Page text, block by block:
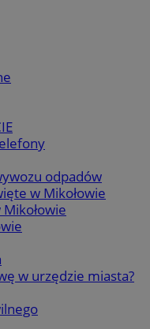
odpadów
w Mikołowie
Mikołowie
w urzędzie miasta?